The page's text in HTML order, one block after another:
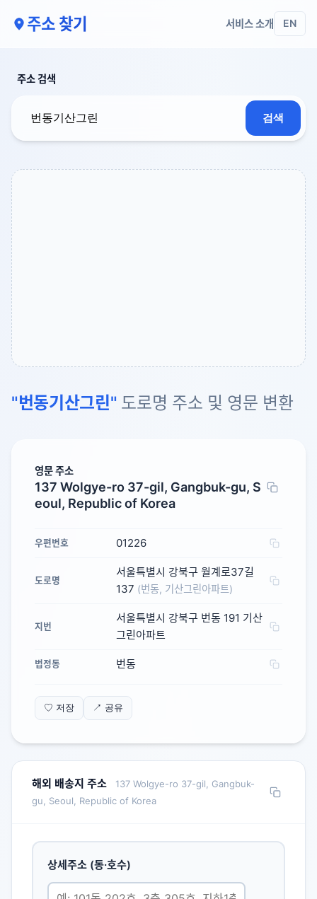
주소 찾기 서비스 소개 EN
주소 검색
검색
"번동기산그린" 도로명 주소 및 영문 변환
영문 주소
137 Wolgye-ro 37-gil, Gangbuk-gu, S
eoul, Republic of Korea
우편번호 01226
도로명
서울특별시 강북구 월계로37길
137 (번동, 기산그린아파트)
지번
서울특별시 강북구 번동 191 기산
그린아파트
법정동 번동
♡ 저장 ↗ 공유
해외 배송지 주소
137 Wolgye-ro 37-gil, Gangbuk-
gu, Seoul, Republic of Korea
상세주소 (동·호수)